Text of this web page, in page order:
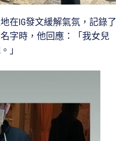
在IG發文緩解氣氛，記錄了
字時，他回應：「我女兒
」